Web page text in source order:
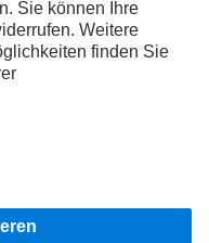
Truckerinnen und